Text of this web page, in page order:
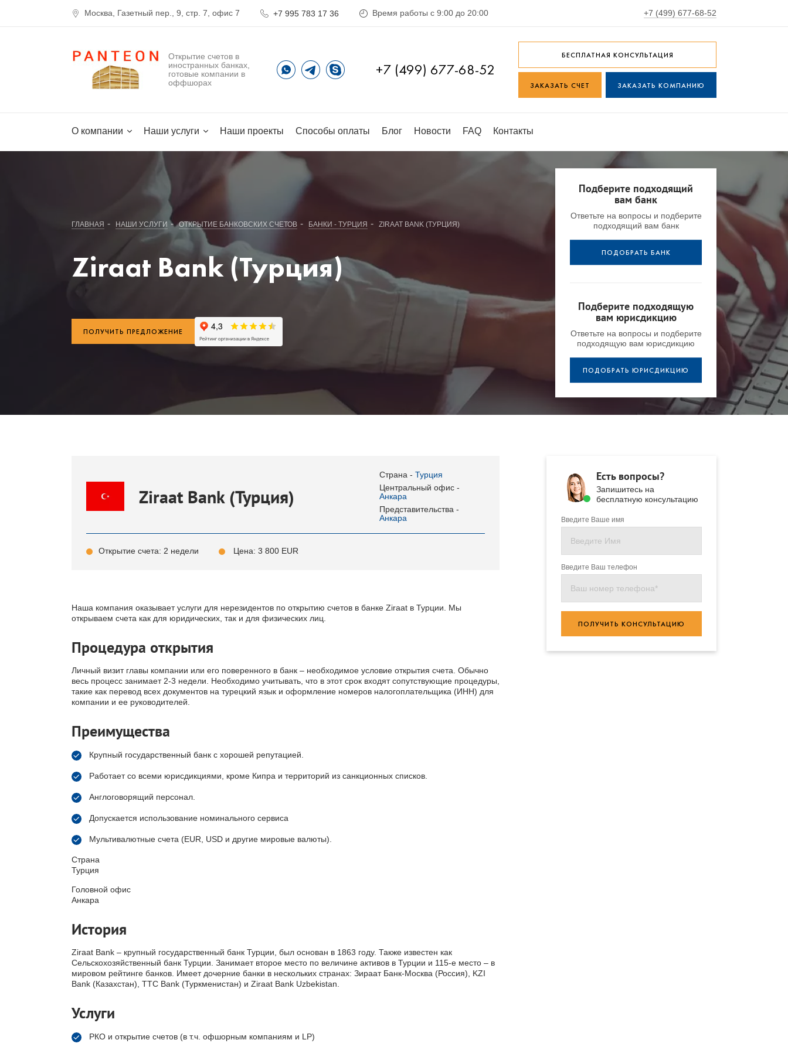
Москва, Газетный пер., 9, стр. 7, офис 7 +7 995 783 17 36 Время работы с 9:00 до 20:00 +7 (499) 677-68-52
Открытие счетов в
иностранных банках,
готовые компании в
оффшорах
+7 (499) 677-68-52
БЕСПЛАТНАЯ КОНСУЛЬТАЦИЯ
ЗАКАЗАТЬ СЧЕТ ЗАКАЗАТЬ КОМПАНИЮ
О компании Наши услуги Наши проекты Способы оплаты Блог Новости FAQ Контакты
ГЛАВНАЯ - НАШИ УСЛУГИ - ОТКРЫТИЕ БАНКОВСКИХ СЧЕТОВ - БАНКИ - ТУРЦИЯ - ZIRAAT BANK (ТУРЦИЯ)
Ziraat Bank (Турция)
ПОЛУЧИТЬ ПРЕДЛОЖЕНИЕ
Подберите подходящий
вам банк
Ответьте на вопросы и подберите
подходящий вам банк
ПОДОБРАТЬ БАНК
Подберите подходящую
вам юрисдикцию
Ответьте на вопросы и подберите
подходящую вам юрисдикцию
ПОДОБРАТЬ ЮРИСДИКЦИЮ
Ziraat Bank (Турция)
Страна - Турция
Центральный офис -
Анкара
Представительства -
Анкара
Открытие счета: 2 недели Цена: 3 800 EUR
Наша компания оказывает услуги для нерезидентов по открытию счетов в банке Ziraat в Турции. Мы
открываем счета как для юридических, так и для физических лиц.
Процедура открытия
Личный визит главы компании или его поверенного в банк – необходимое условие открытия счета. Обычно
весь процесс занимает 2-3 недели. Необходимо учитывать, что в этот срок входят сопутствующие процедуры,
такие как перевод всех документов на турецкий язык и оформление номеров налогоплательщика (ИНН) для
компании и ее руководителей.
Преимущества
Крупный государственный банк с хорошей репутацией.
Работает со всеми юрисдикциями, кроме Кипра и территорий из санкционных списков.
Англоговорящий персонал.
Допускается использование номинального сервиса
Мультивалютные счета (EUR, USD и другие мировые валюты).
Страна
Турция
Головной офис
Анкара
История
Ziraat Bank – крупный государственный банк Турции, был основан в 1863 году. Также известен как
Сельскохозяйственный банк Турции. Занимает второе место по величине активов в Турции и 115-е место – в
мировом рейтинге банков. Имеет дочерние банки в нескольких странах: Зираат Банк-Москва (Россия), KZI
Bank (Казахстан), TTC Bank (Туркменистан) и Ziraat Bank Uzbekistan.
Услуги
РКО и открытие счетов (в т.ч. офшорным компаниям и LP)
Есть вопросы?
Запишитесь на
бесплатную консультацию
Введите Ваше имя
Введите Ваш телефон
ПОЛУЧИТЬ КОНСУЛЬТАЦИЮ